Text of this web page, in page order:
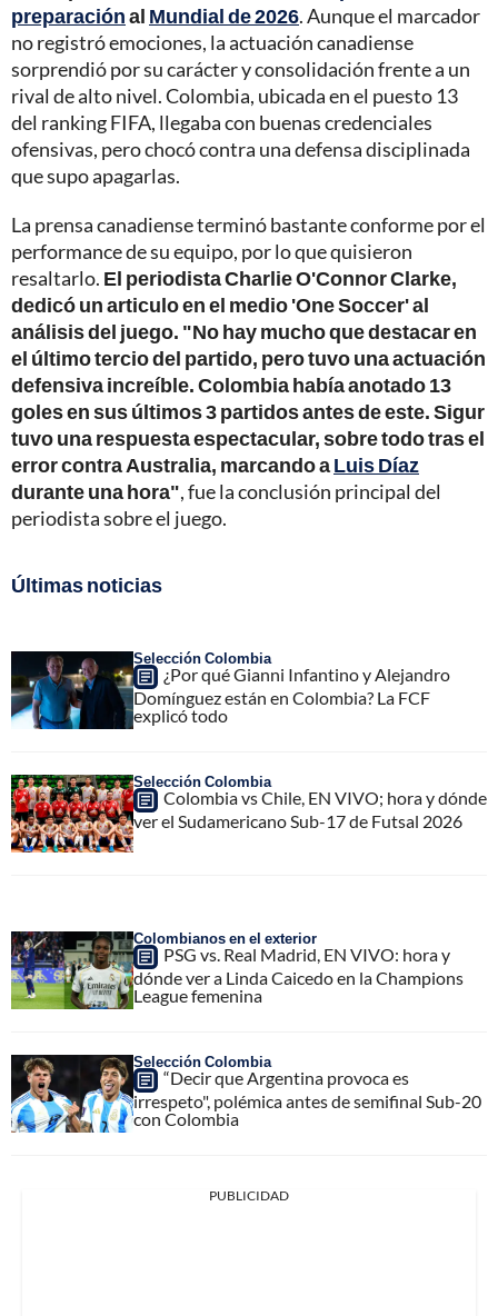
preparaciónal Mundial de 2026. Aunque el marcador
no registró emociones, la actuación canadiense
sorprendió por su carácter y consolidación frente a un
rival de alto nivel. Colombia, ubicada en el puesto 13
del ranking FIFA, llegaba con buenas credenciales
ofensivas, pero chocó contra una defensa disciplinada
que supo apagarlas.
La prensa canadiense terminó bastante conforme por el
performance de su equipo, por lo que quisieron
resaltarlo. El periodista Charlie O'Connor Clarke,
dedicó un articulo en el medio 'One Soccer' al
análisis del juego. "No hay mucho que destacar en
el último tercio del partido, pero tuvo una actuación
defensiva increíble. Colombia había anotado 13
goles en sus últimos 3 partidos antes de este. Sigur
tuvo una respuesta espectacular, sobre todo tras el
error contra Australia, marcando aLuis Díaz
durante una hora", fue la conclusión principal del
periodista sobre el juego.
Últimas noticias
Selección Colombia
¿Por qué Gianni Infantino y Alejandro
Domínguez están en Colombia? La FCF
explicó todo
Selección Colombia
Colombia vs Chile, EN VIVO; hora y dónde
ver el Sudamericano Sub-17 de Futsal 2026
Colombianos en el exterior
PSG vs. Real Madrid, EN VIVO: hora y
dónde ver a Linda Caicedo en la Champions
League femenina
Selección Colombia
“Decir que Argentina provoca es
irrespeto", polémica antes de semifinal Sub-20
con Colombia
PUBLICIDAD